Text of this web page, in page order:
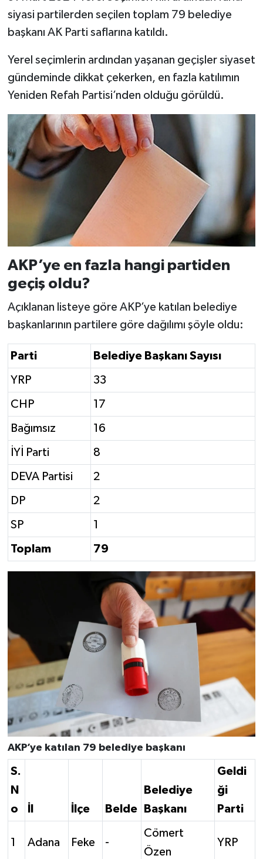
siyasi partilerden seçilen toplam 79 belediye
başkanı AK Parti saflarına katıldı.
Yerel seçimlerin ardından yaşanan geçişler siyaset
gündeminde dikkat çekerken, en fazla katılımın
Yeniden Refah Partisi’nden olduğu görüldü.
AKP’ye en fazla hangi partiden
geçiş oldu?
Açıklanan listeye göre AKP’ye katılan belediye
başkanlarının partilere göre dağılımı şöyle oldu:
Parti Belediye Başkanı Sayısı
YRP 33
CHP 17
Bağımsız 16
İYİ Parti 8
DEVA Partisi 2
DP 2
SP 1
Toplam 79
AKP’ye katılan 79 belediye başkanı
S.
N
o
İlçe Belde
Belediye
Başkanı
Geldi
ği
Parti
1 Adana Feke -
Cömert
Özen
YRP